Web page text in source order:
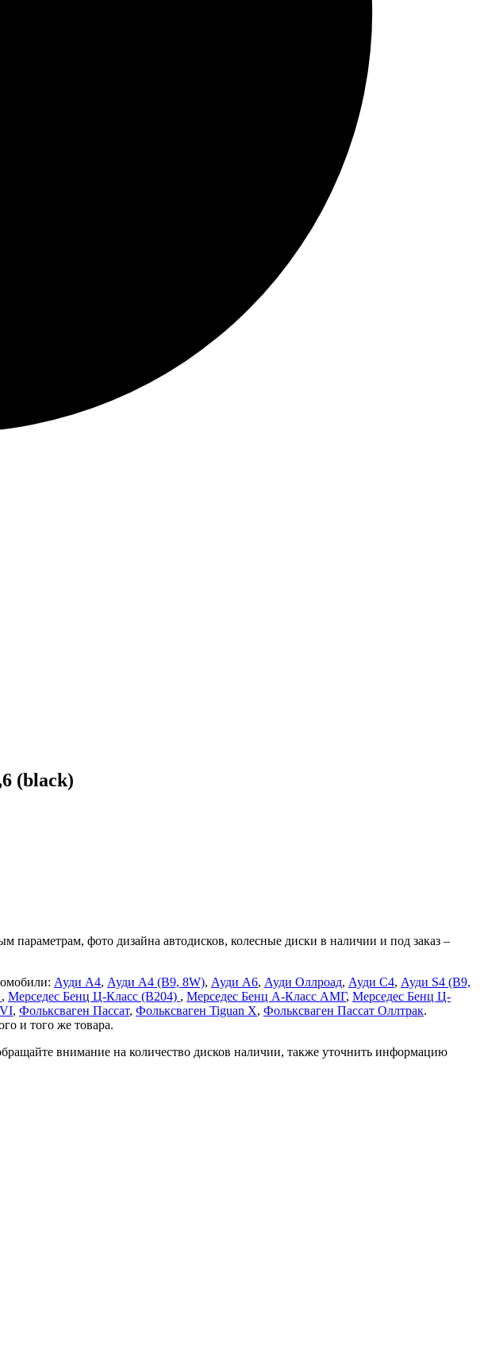
(black)
фото дизайна автодисков, колесные диски в наличии и под заказ –
Ауди А4, Ауди A4 (B9, 8W), Ауди А6, Ауди Оллроад, Ауди С4, Ауди S4 (B9,
, Мерседес Бенц Ц-Класс (В204) , Мерседес Бенц А-Класс АМГ, Мерседес Бенц Ц-
, Фольксваген Пассат, Фольксваген Tiguan X, Фольксваген Пассат Оллтрак.
и того же товара.
внимание на количество дисков наличии, также уточнить информацию